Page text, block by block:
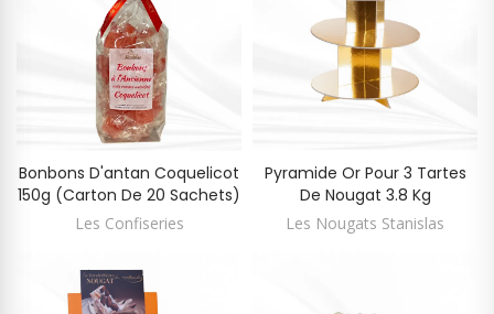
Bonbons D'antan Coquelicot
150g (carton De 20 Sachets)
Les Confiseries
Pyramide Or Pour 3 Tartes
De Nougat 3.8 Kg
Les Nougats Stanislas